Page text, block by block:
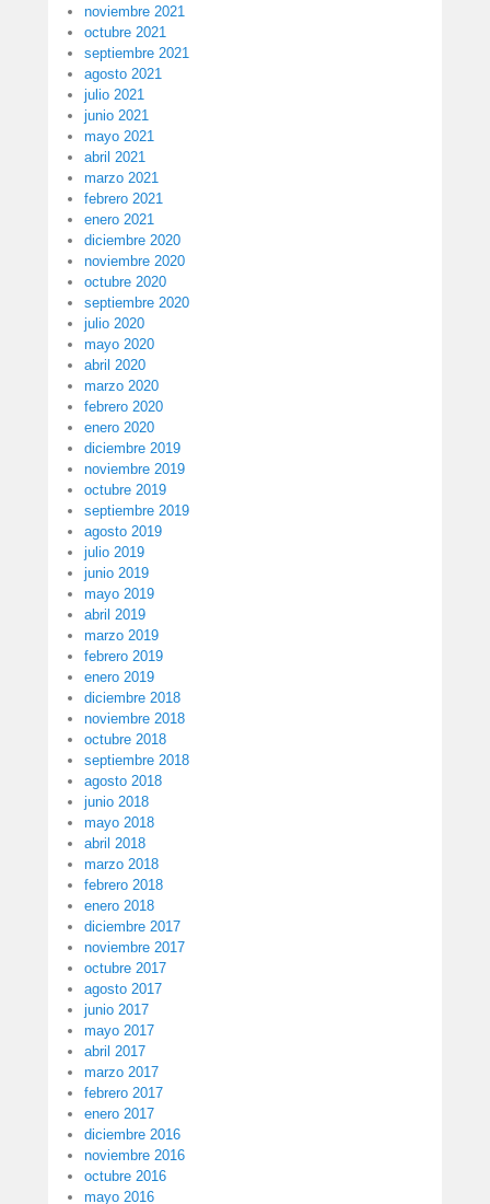
noviembre 2021
octubre 2021
septiembre 2021
agosto 2021
julio 2021
junio 2021
mayo 2021
abril 2021
marzo 2021
febrero 2021
enero 2021
diciembre 2020
noviembre 2020
octubre 2020
septiembre 2020
julio 2020
mayo 2020
abril 2020
marzo 2020
febrero 2020
enero 2020
diciembre 2019
noviembre 2019
octubre 2019
septiembre 2019
agosto 2019
julio 2019
junio 2019
mayo 2019
abril 2019
marzo 2019
febrero 2019
enero 2019
diciembre 2018
noviembre 2018
octubre 2018
septiembre 2018
agosto 2018
junio 2018
mayo 2018
abril 2018
marzo 2018
febrero 2018
enero 2018
diciembre 2017
noviembre 2017
octubre 2017
agosto 2017
junio 2017
mayo 2017
abril 2017
marzo 2017
febrero 2017
enero 2017
diciembre 2016
noviembre 2016
octubre 2016
mayo 2016